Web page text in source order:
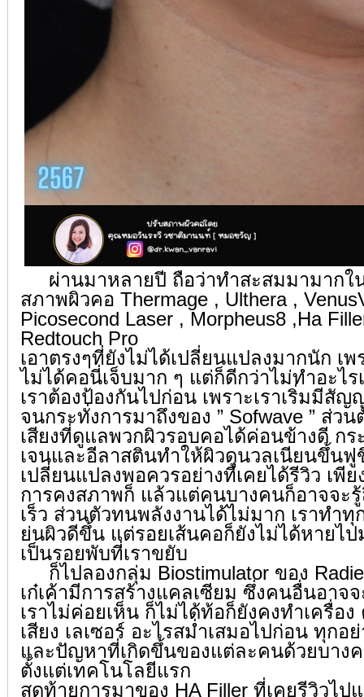
ผ่านมาหลายปี ถือว่าทำสะสมมามากใน
สภาพผิวคอ Thermage , Ulthera ,
Picosecond Laser , Morpheus8 ,Ha
Redtouch Pro
เอาตรงๆที่ยังไม่ได้เปลี่ยนแปลงมากนัก เ
ไม่ได้คอนี่เจ็บมาก ๆ แต่ก็ดีกว่าไม่ทำอะไ
เราต้องป้องกันไปก่อน เพราะเราเริ่มมีสั
จนกระทั่งการมาถึงของ ” Sofwave ” ส่ว
เสียงที่ดูแลพวกผิวรอบคอได้ค่อนข้างดี ก
เจนและอีลาสตินทำให้ผิวดูนวลเนียนขึ้น
เปลี่ยนแปลงพอควรอย่างที่เคยได้รีวิว เพีย
การคงสภาพก็ แล้วแต่คนบางคนก็อาจจะ
เร็ว ส่วนตัวทนพลังงานได้ไม่มาก เราทำ
ย่นผิวดีขึ้น แต่รอยเส้นคอก็ยังไม่ได้หายไป
เป็นรอยพับที่เราขยับ
ก็ไปลองกลุ่ม Biostimulator ของ
เก๋เค้ามีการสร้างแคลเซียม ซึ่งคนอื่นอาจ
เราไม่ค่อยเห็น ก็ไม่ได้ท้อก็ยังคงทำเครื่อ
เสียง เลเซอร์ อะไรสม่ำเสมอไปก่อน ทุก
และปัญหาที่เกิดขึ้นของแต่ละคนด้วยบาง
ตั้งแต่เทคโนโลยีแรก
สุดท้ายการมาของ HA Filler ที่เคยรีวิวไป